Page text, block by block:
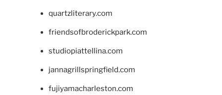
quartzliterary.com
friendsofbroderickpark.com
studiopiattellina.com
jannagrillspringfield.com
fujiyamacharleston.com